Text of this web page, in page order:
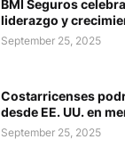
BMI Seguros
liderazgo y
September 25, 2025
Costarricenses
desde EE. UU. en
September 25, 2025